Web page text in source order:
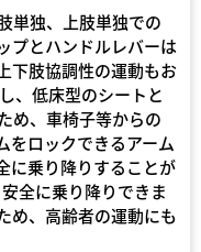
単独、上肢単独での
プとハンドルレバーは
下肢協調性の運動もお
、低床型のシートと
め、車椅子等からの
をロックできるアーム
に乗り降りすることが
全に乗り降りできま
め、高齢者の運動にも